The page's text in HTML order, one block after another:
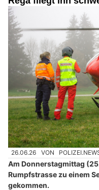
26.06.26 VON
Am Donnerstagmittag
Rumpfstrasse zu einem
gekommen.